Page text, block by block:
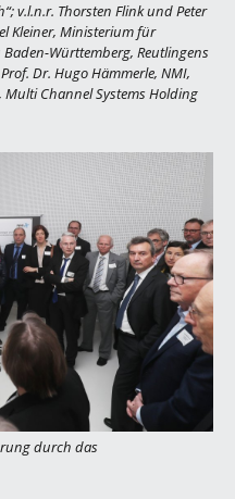
v.l.n.r. Thorsten Flink und Peter
Kleiner, Ministerium für
Württemberg, Reutlingens
Dr. Hugo Hämmerle, NMI,
Channel Systems Holding
durch das